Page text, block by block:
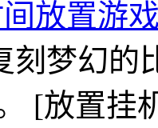
放置游
刻梦幻的
[放置挂